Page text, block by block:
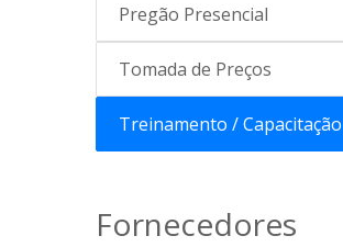
Pregão Presencial
Tomada de Preços
Treinamento / Capacitação
Fornecedores